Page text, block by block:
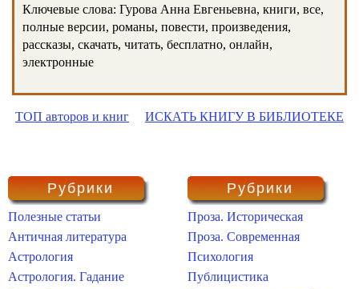
Ключевые слова: Гурова Анна Евгеньевна, книги, все,
полные версии, романы, повести, произведения,
рассказы, скачать, читать, бесплатно, онлайн,
электронные
ТОП авторов и книг ИСКАТЬ КНИГУ В БИБЛИОТЕКЕ
Рубрики
Полезные статьи
Античная литература
Астрология
Астрология. Гадание
Рубрики
Проза. Историческая
Проза. Современная
Психология
Публицистика